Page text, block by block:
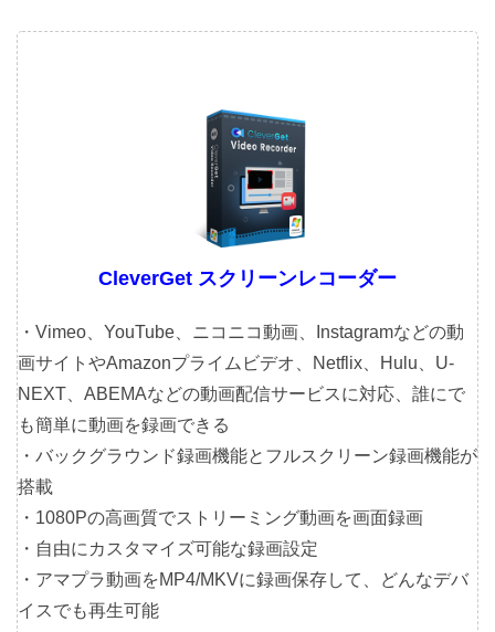
CleverGet スクリーンレコーダー
・Vimeo、YouTube、ニコニコ動画、Instagramなどの動
画サイトやAmazonプライムビデオ、Netflix、Hulu、U-
NEXT、ABEMAなどの動画配信サービスに対応、誰にで
も簡単に動画を録画できる
・バックグラウンド録画機能とフルスクリーン録画機能が
搭載
・1080Pの高画質でストリーミング動画を画面録画
・自由にカスタマイズ可能な録画設定
・アマプラ動画をMP4/MKVに録画保存して、どんなデバ
イスでも再生可能